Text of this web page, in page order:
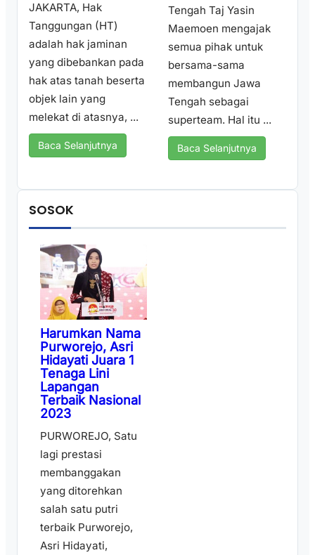
JAKARTA, Hak
Tanggungan (HT)
adalah hak jaminan
yang dibebankan pada
hak atas tanah beserta
objek lain yang
melekat di atasnya, ...
Baca Selanjutnya
Tengah Taj Yasin
Maemoen mengajak
semua pihak untuk
bersama-sama
membangun Jawa
Tengah sebagai
superteam. Hal itu ...
Baca Selanjutnya
SOSOK
Harumkan Nama
Purworejo, Asri
Hidayati Juara 1
Tenaga Lini
Lapangan
Terbaik Nasional
2023
PURWOREJO, Satu
lagi prestasi
membanggakan
yang ditorehkan
salah satu putri
terbaik Purworejo,
Asri Hidayati,